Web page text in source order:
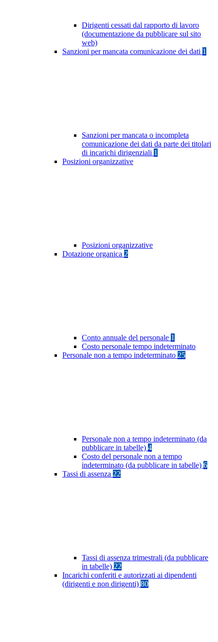
Dirigenti cessati dal rapporto di lavoro
(documentazione da pubblicare sul sito
web)
Sanzioni per mancata comunicazione dei dati 1
Sanzioni per mancata o incompleta
comunicazione dei dati da parte dei titolari
di incarichi dirigenziali 1
Posizioni organizzative
Posizioni organizzative
Dotazione organica 2
Conto annuale del personale 1
Costo personale tempo indeterminato
Personale non a tempo indeterminato 25
Personale non a tempo indeterminato (da
pubblicare in tabelle) 4
Costo del personale non a tempo
indeterminato (da pubblicare in tabelle) 6
Tassi di assenza 22
Tassi di assenza trimestrali (da pubblicare
in tabelle) 22
Incarichi conferiti e autorizzati ai dipendenti
(dirigenti e non dirigenti) 80